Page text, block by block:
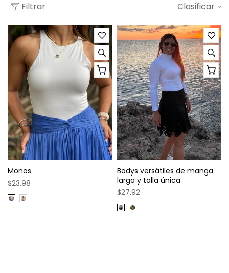
Filtrar Clasificar
Monos
$23.98
Bodys versátiles de manga
larga y talla única
$27.92